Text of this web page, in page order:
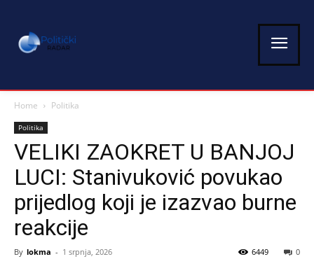
Home Politika
Politika
VELIKI ZAOKRET U BANJOJ
LUCI: Stanivuković povukao
prijedlog koji je izazvao burne
reakcije
By lokma - 1 srpnja, 2026 0
6449